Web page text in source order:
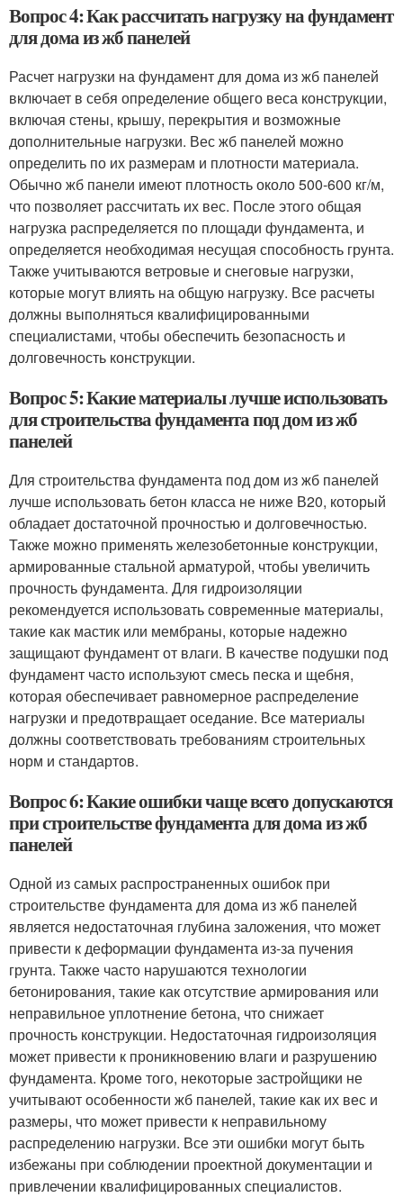
Вопрос 4: Как рассчитать нагрузку на фундамент
для дома из жб панелей
Расчет нагрузки на фундамент для дома из жб панелей
включает в себя определение общего веса конструкции,
включая стены, крышу, перекрытия и возможные
дополнительные нагрузки. Вес жб панелей можно
определить по их размерам и плотности материала.
Обычно жб панели имеют плотность около 500-600 кг/м,
что позволяет рассчитать их вес. После этого общая
нагрузка распределяется по площади фундамента, и
определяется необходимая несущая способность грунта.
Также учитываются ветровые и снеговые нагрузки,
которые могут влиять на общую нагрузку. Все расчеты
должны выполняться квалифицированными
специалистами, чтобы обеспечить безопасность и
долговечность конструкции.
Вопрос 5: Какие материалы лучше использовать
для строительства фундамента под дом из жб
панелей
Для строительства фундамента под дом из жб панелей
лучше использовать бетон класса не ниже В20, который
обладает достаточной прочностью и долговечностью.
Также можно применять железобетонные конструкции,
армированные стальной арматурой, чтобы увеличить
прочность фундамента. Для гидроизоляции
рекомендуется использовать современные материалы,
такие как мастик или мембраны, которые надежно
защищают фундамент от влаги. В качестве подушки под
фундамент часто используют смесь песка и щебня,
которая обеспечивает равномерное распределение
нагрузки и предотвращает оседание. Все материалы
должны соответствовать требованиям строительных
норм и стандартов.
Вопрос 6: Какие ошибки чаще всего допускаются
при строительстве фундамента для дома из жб
панелей
Одной из самых распространенных ошибок при
строительстве фундамента для дома из жб панелей
является недостаточная глубина заложения, что может
привести к деформации фундамента из-за пучения
грунта. Также часто нарушаются технологии
бетонирования, такие как отсутствие армирования или
неправильное уплотнение бетона, что снижает
прочность конструкции. Недостаточная гидроизоляция
может привести к проникновению влаги и разрушению
фундамента. Кроме того, некоторые застройщики не
учитывают особенности жб панелей, такие как их вес и
размеры, что может привести к неправильному
распределению нагрузки. Все эти ошибки могут быть
избежаны при соблюдении проектной документации и
привлечении квалифицированных специалистов.